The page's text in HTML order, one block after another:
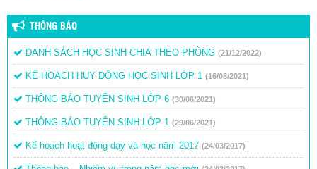
THÔNG BÁO
DANH SÁCH HỌC SINH CHIA THEO PHÒNG (21/12/2022)
KẾ HOẠCH HUY ĐỘNG HỌC SINH LỚP 1 (16/08/2021)
THÔNG BÁO TUYỂN SINH LỚP 6 (30/06/2021)
THÔNG BÁO TUYỂN SINH LỚP 1 (29/06/2021)
Kế hoạch hoạt động dạy và học năm 2017 (24/03/2017)